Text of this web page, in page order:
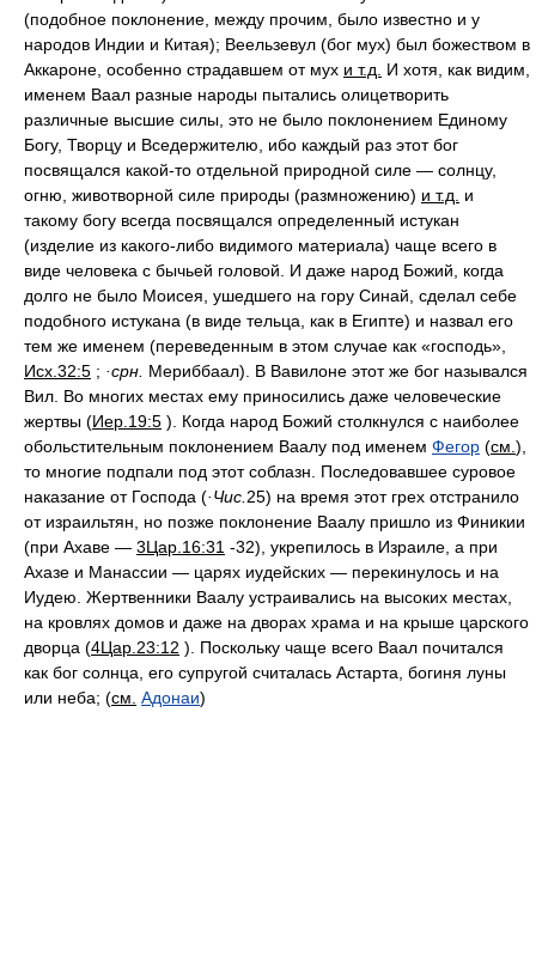
(подобное поклонение, между прочим, было известно и у
народов Индии и Китая); Веельзевул (бог мух) был божеством в
Аккароне, особенно страдавшем от мух и т.д.
И хотя, как видим,
именем Ваал разные народы пытались олицетворить
различные высшие силы, это не было поклонением Единому
Богу, Творцу и Вседержителю, ибо каждый раз этот бог
посвящался какой-то отдельной природной силе — солнцу,
огню, животворной силе природы (размножению) и т.д.
и
такому богу всегда посвящался определенный истукан
(изделие из какого-либо видимого материала) чаще всего в
виде человека с бычьей головой. И даже народ Божий, когда
долго не было Моисея, ушедшего на гору Синай, сделал себе
подобного истукана (в виде тельца, как в Египте) и назвал его
тем же именем (переведенным в этом случае как «господь»,
Исх.32:5 ; ·срн. Мериббаал). В Вавилоне этот же бог назывался
Вил. Во многих местах ему приносились даже человеческие
жертвы (Иер.19:5 ). Когда народ Божий столкнулся с наиболее
обольстительным поклонением Ваалу под именем Фегор (см. ),
то многие подпали под этот соблазн. Последовавшее суровое
наказание от Господа (·Чис. 25) на время этот грех отстранило
от израильтян, но позже поклонение Ваалу пришло из Финикии
(при Ахаве — 3Цар.16:31 -32), укрепилось в Израиле, а при
Ахазе и Манассии — царях иудейских — перекинулось и на
Иудею. Жертвенники Ваалу устраивались на высоких местах,
на кровлях домов и даже на дворах храма и на крыше царского
дворца (4Цар.23:12 ). Поскольку чаще всего Ваал почитался
как бог солнца, его супругой считалась Астарта, богиня луны
или неба; (см. Адонаи)